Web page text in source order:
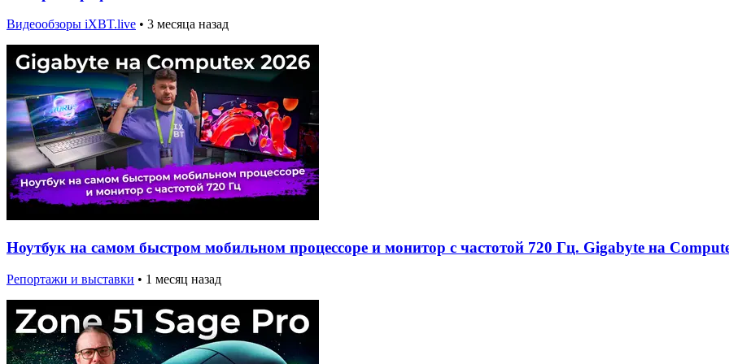
Видеообзоры iXBT.live • 3 месяца назад
Ноутбук на самом быстром мобильном процессоре и монитор с частотой 720 Гц. Gigabyte на
Репортажи и выставки • 1 месяц назад